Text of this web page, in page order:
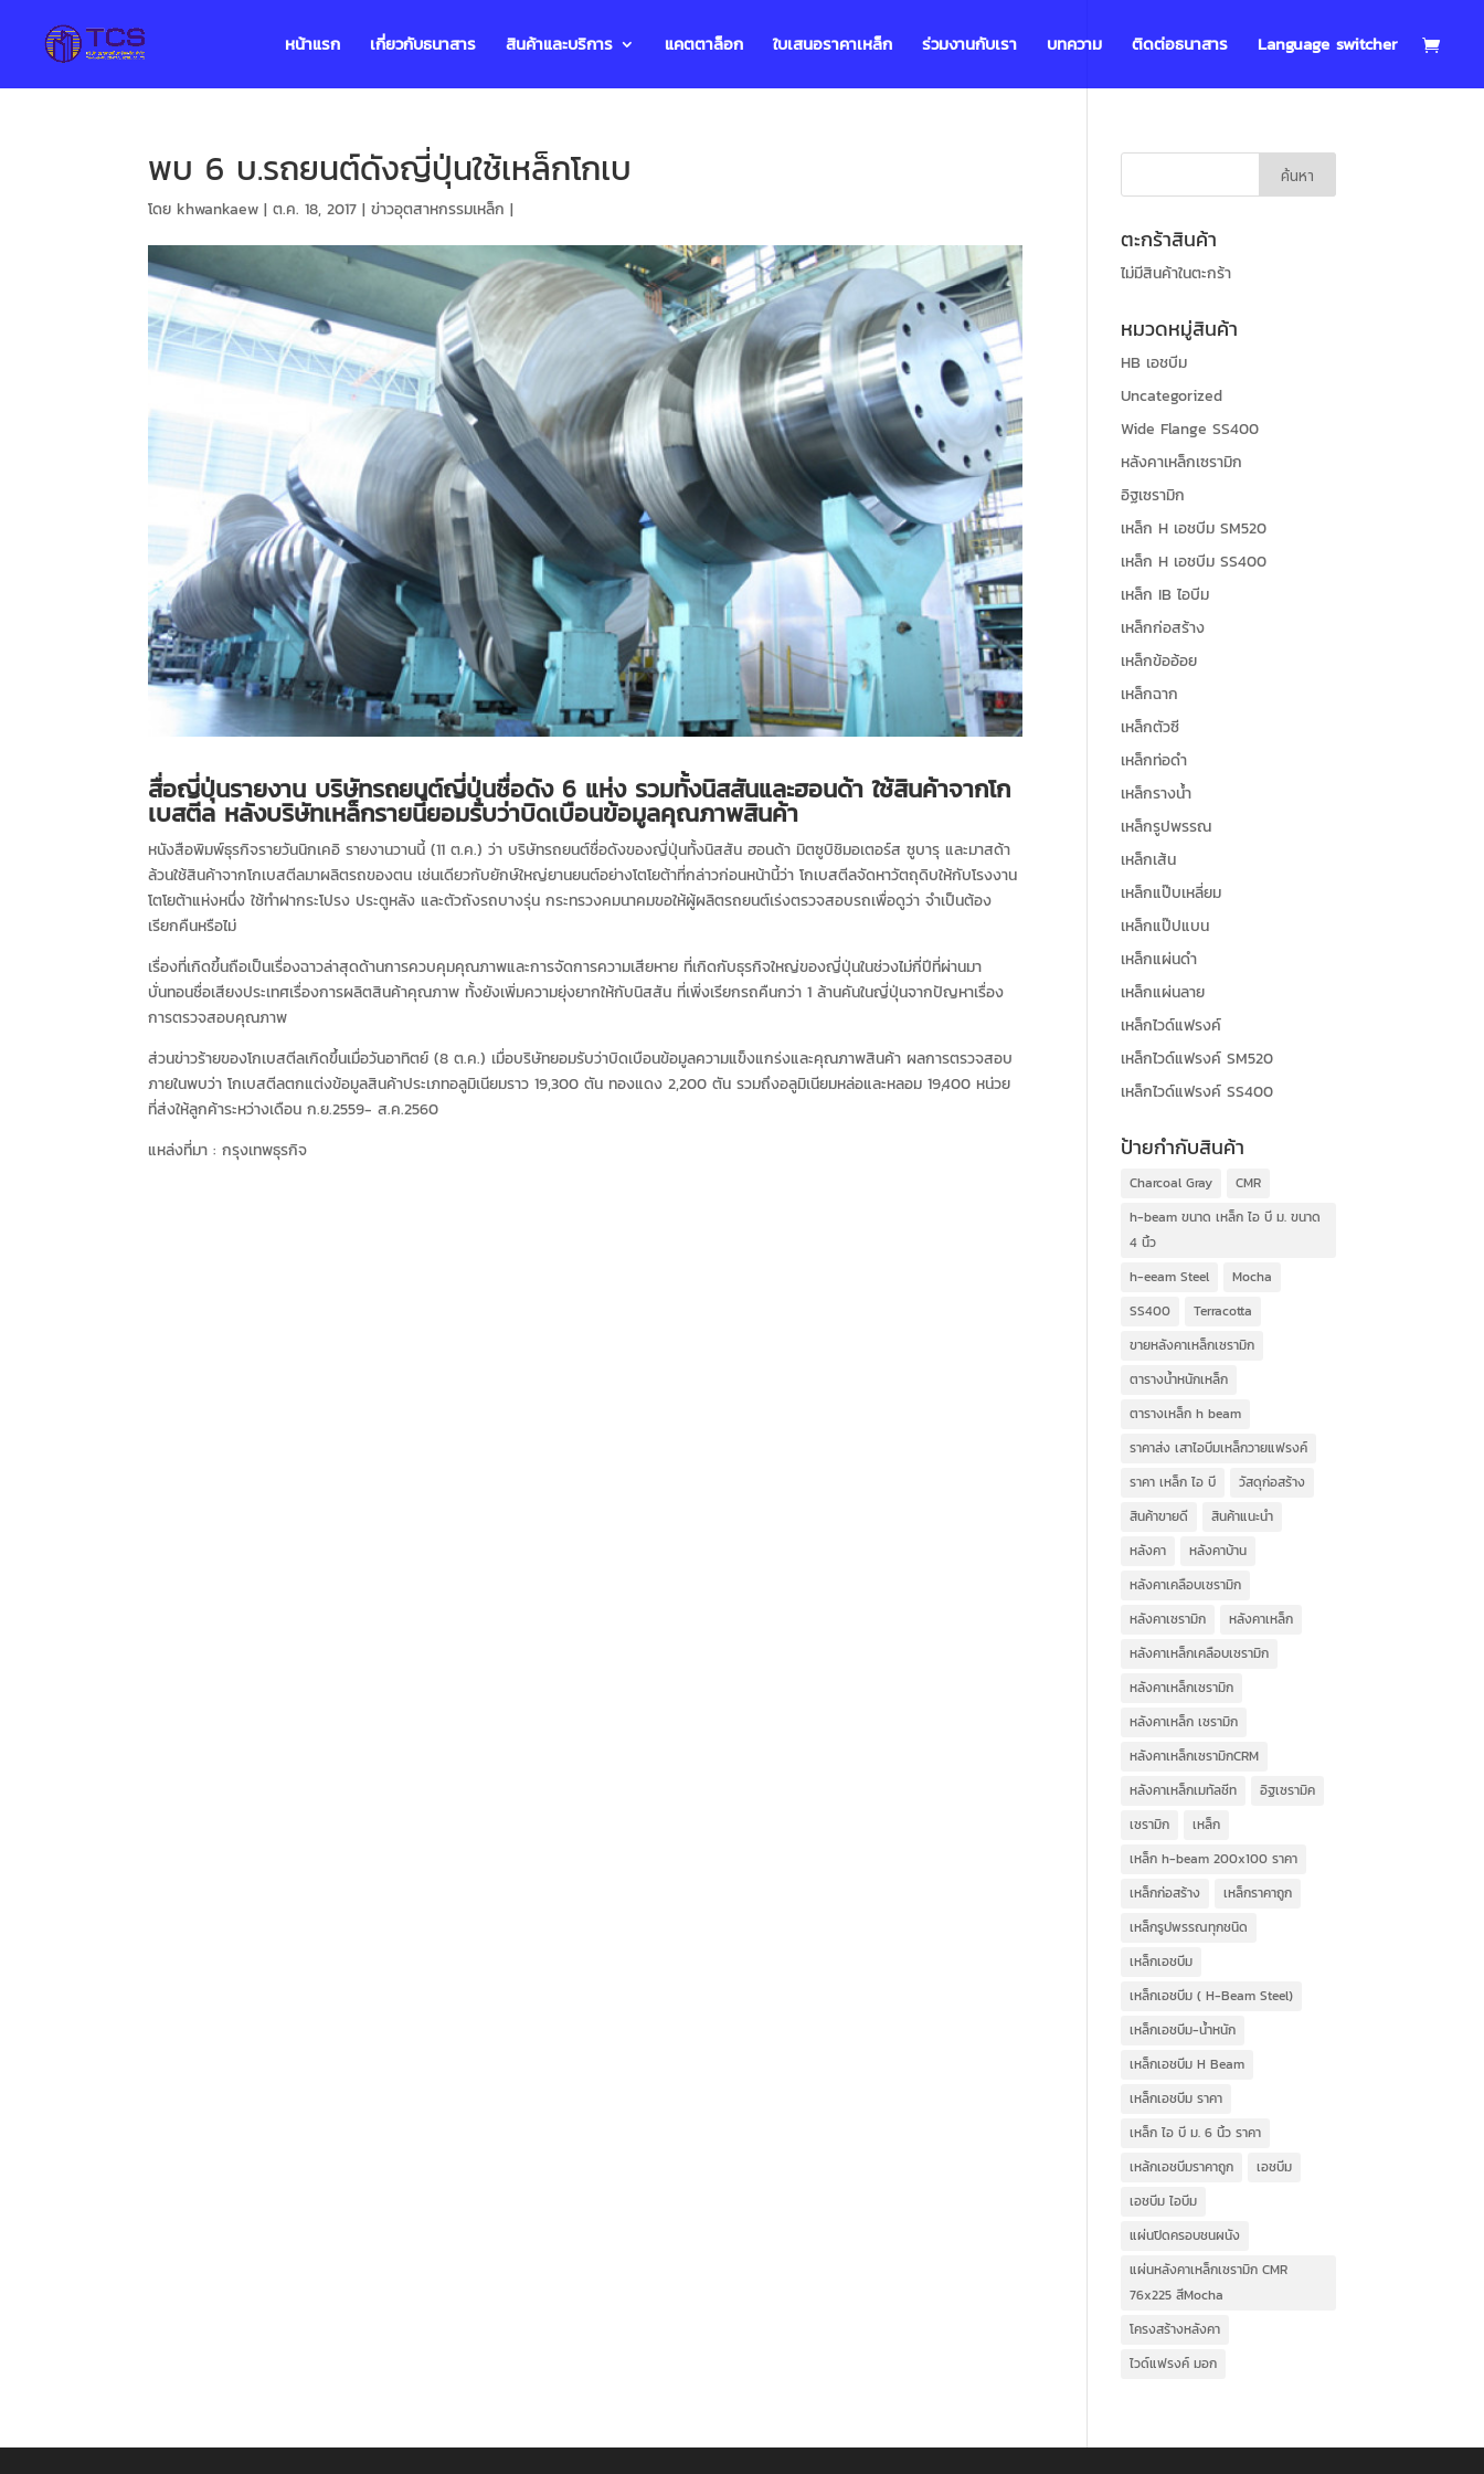
หน้าแรก เกี่ยวกับธนาสาร สินค้าและบริการ แคตตาล็อก ใบเสนอราคาเหล็ก ร่วมงานกับเรา บทความ ติดต่อธนาสาร Language switcher
พบ 6 บ.รถยนต์ดังญี่ปุ่นใช้เหล็กโกเบ
โดย khwankaew |ต.ค. 18, 2017 |ข่าวอุตสาหกรรมเหล็ก |
สื่อญี่ปุ่นรายงาน บริษัทรถยนต์ญี่ปุ่นชื่อดัง 6 แห่ง รวมทั้งนิสสันและฮอนด้า ใช้สินค้าจากโก
เบสตีล หลังบริษัทเหล็กรายนี้ยอมรับว่าบิดเบือนข้อมูลคุณภาพสินค้า
หนังสือพิมพ์ธุรกิจรายวันนิกเคอิ รายงานวานนี้ (11 ต.ค.) ว่า บริษัทรถยนต์ชื่อดังของญี่ปุ่นทั้งนิสสัน ฮอนด้า มิตซูบิชิมอเตอร์ส ซูบารุ และมาสด้า
ล้วนใช้สินค้าจากโกเบสตีลมาผลิตรถของตน เช่นเดียวกับยักษ์ใหญ่ยานยนต์อย่างโตโยต้าที่กล่าวก่อนหน้านี้ว่า โกเบสตีลจัดหาวัตถุดิบให้กับโรงงาน
โตโยต้าแห่งหนึ่ง ใช้ทำฝากระโปรง ประตูหลัง และตัวถังรถบางรุ่น กระทรวงคมนาคมขอให้ผู้ผลิตรถยนต์เร่งตรวจสอบรถเพื่อดูว่า จำเป็นต้อง
เรียกคืนหรือไม่
เรื่องที่เกิดขึ้นถือเป็นเรื่องฉาวล่าสุดด้านการควบคุมคุณภาพและการจัดการความเสียหาย ที่เกิดกับธุรกิจใหญ่ของญี่ปุ่นในช่วงไม่กี่ปีที่ผ่านมา
บั่นทอนชื่อเสียงประเทศเรื่องการผลิตสินค้าคุณภาพ ทั้งยังเพิ่มความยุ่งยากให้กับนิสสัน ที่เพิ่งเรียกรถคืนกว่า 1 ล้านคันในญี่ปุ่นจากปัญหาเรื่อง
การตรวจสอบคุณภาพ
ส่วนข่าวร้ายของโกเบสตีลเกิดขึ้นเมื่อวันอาทิตย์ (8 ต.ค.) เมื่อบริษัทยอมรับว่าบิดเบือนข้อมูลความแข็งแกร่งและคุณภาพสินค้า ผลการตรวจสอบ
ภายในพบว่า โกเบสตีลตกแต่งข้อมูลสินค้าประเภทอลูมิเนียมราว 19,300 ตัน ทองแดง 2,200 ตัน รวมถึงอลูมิเนียมหล่อและหลอม 19,400 หน่วย
ที่ส่งให้ลูกค้าระหว่างเดือน ก.ย.2559- ส.ค.2560
แหล่งที่มา : กรุงเทพธุรกิจ
ตะกร้าสินค้า
ไม่มีสินค้าในตะกร้า
หมวดหมู่สินค้า
HB เอชบีม
Uncategorized
Wide Flange SS400
หลังคาเหล็กเซรามิก
อิฐเซรามิก
เหล็ก H เอชบีม SM520
เหล็ก H เอชบีม SS400
เหล็ก IB ไอบีม
เหล็กก่อสร้าง
เหล็กข้ออ้อย
เหล็กฉาก
เหล็กตัวซี
เหล็กท่อดำ
เหล็กรางน้ำ
เหล็กรูปพรรณ
เหล็กเส้น
เหล็กแป๊บเหลี่ยม
เหล็กแป๊ปแบน
เหล็กแผ่นดำ
เหล็กแผ่นลาย
เหล็กไวด์แฟรงค์
เหล็กไวด์แฟรงค์ SM520
เหล็กไวด์แฟรงค์ SS400
ป้ายกำกับสินค้า
Charcoal Gray
CMR
h-beam ขนาด เหล็ก ไอ บี ม. ขนาด
4 นิ้ว
h-eeam Steel
Mocha
SS400
Terracotta
ขายหลังคาเหล็กเซรามิก
ตารางน้ำหนักเหล็ก
ตารางเหล็ก h beam
ราคาส่ง เสาไอบีมเหล็กวายแฟรงค์
ราคา เหล็ก ไอ บี
วัสดุก่อสร้าง
สินค้าขายดี
สินค้าแนะนำ
หลังคา
หลังคาบ้าน
หลังคาเคลือบเซรามิก
หลังคาเซรามิก
หลังคาเหล็ก
หลังคาเหล็กเคลือบเซรามิก
หลังคาเหล็กเซรามิก
หลังคาเหล็ก เซรามิก
หลังคาเหล็กเซรามิกCRM
หลังคาเหล็กเมทัลชีท
อิฐเซรามิค
เซรามิก
เหล็ก
เหล็ก h-beam 200x100 ราคา
เหล็กก่อสร้าง
เหล็กราคาถูก
เหล็กรูปพรรณทุกชนิด
เหล็กเอชบีม
เหล็กเอชบีม ( H-Beam Steel)
เหล็กเอชบีม-น้ำหนัก
เหล็กเอชบีม H Beam
เหล็กเอชบีม ราคา
เหล็ก ไอ บี ม. 6 นิ้ว ราคา
เหล้กเอชบีมราคาถูก
เอชบีม
เอชบีม ไอบีม
แผ่นปิดครอบชนผนัง
แผ่นหลังคาเหล็กเซรามิก CMR
76x225 สีMocha
โครงสร้างหลังคา
ไวด์แฟรงค์ มอก